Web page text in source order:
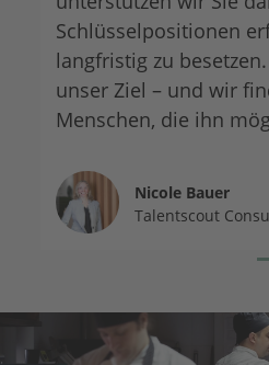
Schlüsselpositionen
langfristig zu
unser Ziel – und wir
Menschen, die ihn
Nicole Bauer
Talentscout